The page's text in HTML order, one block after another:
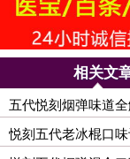
相关文
五代悦刻烟弹味道
悦刻五代老冰棍口